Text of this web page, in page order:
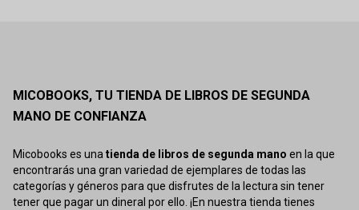
MICOBOOKS, TU TIENDA DE LIBROS DE SEGUNDA
MANO DE CONFIANZA
Micobooks es unatienda de libros de segunda mano en la que
encontrarás una gran variedad de ejemplares de todas las
categorías y géneros para que disfrutes de la lectura sin tener
tener que pagar un dineral por ello. ¡En nuestra tienda tienes